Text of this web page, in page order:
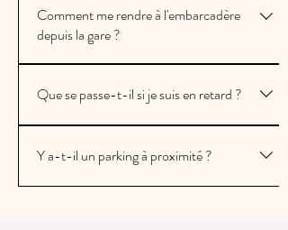
Comment me rendre à l'embarcadère
depuis la gare ?
le quai de Tennozu, est situé à 10 minutes à pied
de canaux et bordée de bâtiments similaires, ce
qui explique pourquoi beaucoup de gens s'y
Que se passe-t-il si je suis en retard ?
présenter à l'embarcadère de Tennozu 15
Y a-t-il un parking à proximité ?